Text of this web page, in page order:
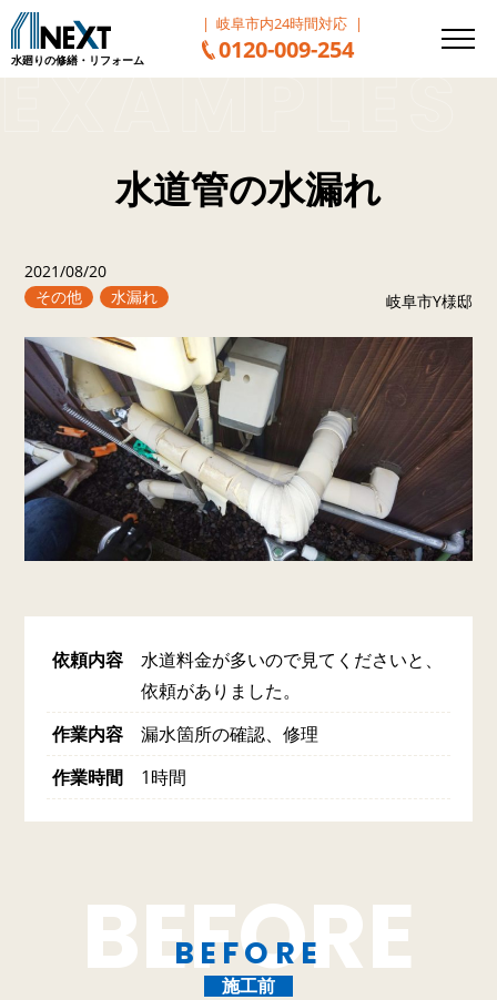
水廻りの修繕・リフォーム
岐阜市内24時間対応
0120-009-254
水道管の水漏れ
2021/08/20
その他
水漏れ 岐阜市Y様邸
依頼内容
水道料金が多いので見てくださいと、
依頼がありました。
作業内容
漏水箇所の確認、修理
作業時間
1時間
BEFORE
施工前